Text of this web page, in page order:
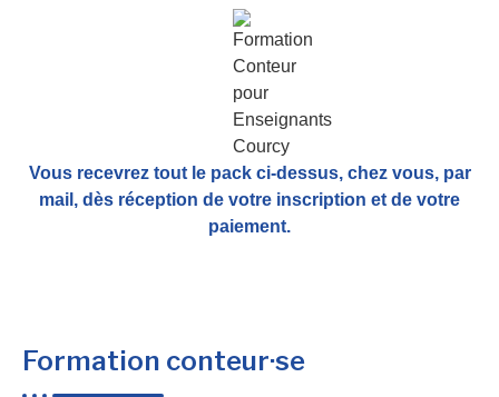
Vous recevrez tout le pack ci-dessus, chez vous, par
mail, dès réception de votre inscription et de votre
paiement.
Formation conteur·se